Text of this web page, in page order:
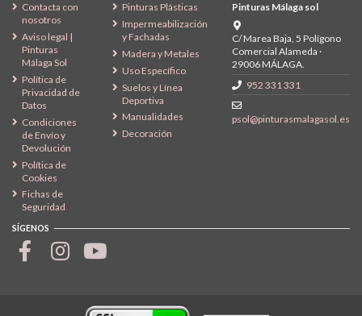
Contacta con
nosotros
Aviso legal |
Pinturas
Málaga Sol
Política de
Privacidad de
Datos
Condiciones
de Envío y
Devolución
Política de
Cookies
Fichas de
Seguridad
Pinturas Plásticas
Impermeabilización
y Fachadas
Madera y Metales
Uso Específico
Suelos y Línea
Deportiva
Manualidades
Decoración
Pinturas Málaga sol
C/ Marea Baja, 5 Polígono
Comercial Alameda ·
29006 MÁLAGA.
952 331 331
psol@pinturasmalagasol.es
SÍGENOS